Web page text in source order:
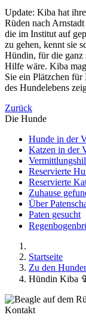
Update: Kiba hat
Rüden nach
die im Institut auf
zu gehen, kennt sie
Hündin, für die ganz
Hilfe wäre. Kiba
Sie ein Plätzchen
des Hundelebens
Zurück
Die Hunde
Hunde in der
Katzen in der
Reservierte
Reservierte
Zuhause
Über
Paten gesucht
Startseite
Zu den
Hündin Kiba
Kontakt